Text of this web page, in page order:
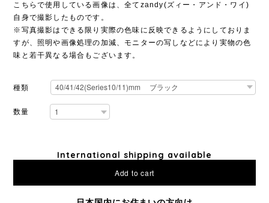
こちらで使用している画像は、全てzandy(ズィー・アンド・ワイ)
自身で撮影したものです。
※写真撮影はできる限り実際の色味に反映できるようにしておりま
すが、照明や画像処理の加減、モニターの写しなどにより実物の色
味と若干異なる場合もございます。
種類
数量
International shipping available
Add to cart